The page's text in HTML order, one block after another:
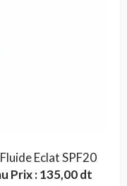
Eclat SPF20
Prix : 135,00 dt